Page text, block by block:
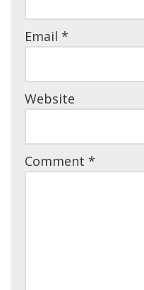
Email *
Website
Comment *